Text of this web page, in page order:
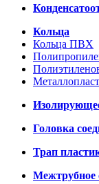
Кольца
Кольца ПВХ
Головка
Трап
Межтрубное